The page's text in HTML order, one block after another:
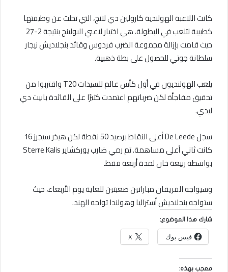
كانت اللاعبة الهولندية كارولين دي لانج، التي تخلت عن وظيفتها
كطبيبة لتلعب في البطولة، هي اختيار لاعبي البولينج بنتيجة 2-27
حيث قامت بإزالة مجموعة الضرب فردوس وقائد بنجلاديش نيجار
سلطانة جوتي للحصول على بطة ذهبية.
يلعب الهولنديون في أول كأس عالم للسيدات T20 واقتربوا من
تحقيق مفاجأة لكن ضرباتهم اعتمدت كثيرًا على القائدة بابيت دي
ليدي.
سجل De Leede أعلى النقاط برصيد 50 نقطة لكن هيذر سيجرز 16
كانت ثاني أعلى مساهمة. تم رمي ضارب يوركشاير Sterre Kalis
بواسطة ربيعة خان لمدة أربعة فقط.
وسيواجه الفريقان مباراتين صعبتين للغاية يوم الأربعاء، حيث
ستواجه بنجلاديش أستراليا وهولندا تواجه الهند.
شارك هذا الموضوع:
فيس بوك X
معجب بهذه: